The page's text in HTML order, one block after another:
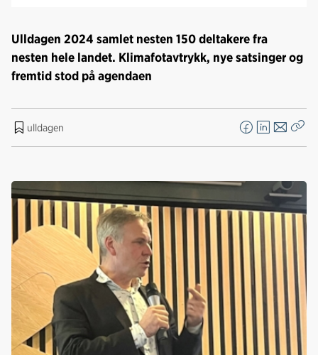
Ulldagen 2024 samlet nesten 150 deltakere fra
nesten hele landet. Klimafotavtrykk, nye satsinger og
fremtid stod på agendaen
ulldagen
F
a
e
b
o
o
k
L
i
k
e
n
E
-
o
t